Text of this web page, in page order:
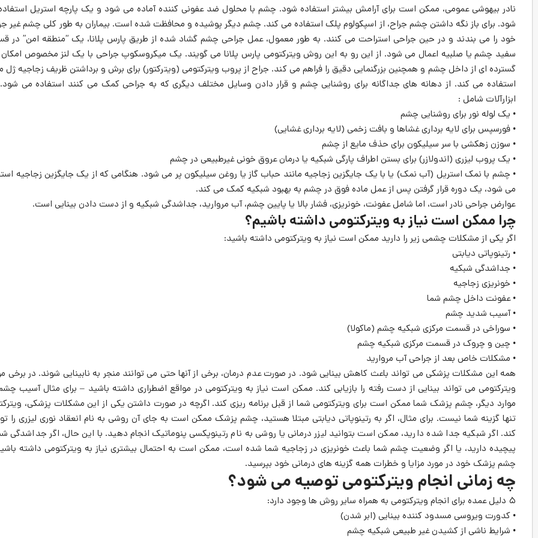
نادر بیهوشی عمومی، ممکن است برای آرامش بیشتر استفاده شود. چشم با محلول ضد عفونی کننده آماده می شود و یک پارچه استریل
شود. برای باز نگه داشتن چشم جراح، از اسپکولوم پلک استفاده می کند. چشم دیگر پوشیده و محافظت شده است. بیماران به طور کلی چشم غیر
خود را می بندند و در حین جراحی استراحت می کنند. به طور معمول، عمل جراحی چشم گشاد شده از طریق پارس پلانا، یک “منطقه امن” در
سفید چشم یا صلبیه اعمال می شود. از این رو به این روش ویترکتومی پارس پلانا می گویند. یک میکروسکوپ جراحی با یک لنز مخصوص
گسترده ای از داخل چشم و همچنین بزرگنمایی دقیق را فراهم می کند. جراح از پروب ویترکتومی (ویترکتور) برای برش و برداشتن ظریف زجاجیه ژل
استفاده می کند. از دهانه های جداگانه برای روشنایی چشم و قرار دادن وسایل مختلف دیگری که به جراحی کمک می کنند استفاده می
ابزارآلات شامل :
• یک لوله نور برای روشنایی چشم
• فورسپس برای لایه برداری غشاها و بافت زخمی (لایه برداری غشایی)
• سوزن زهکشی با سر سیلیکون برای حذف مایع از چشم
• یک پروب لیزری (اندولازر) برای بستن اطراف پارگی شبکیه یا درمان عروق خونی غیرطبیعی در چشم
• چشم با نمک استریل (آب نمک) یا با یک جایگزین زجاجیه مانند حباب گاز یا روغن سیلیکون پر می شود. هنگامی که از یک جایگزین زجاجیه
می شود، یک دوره قرار گرفتن پس از عمل ماده فوق در چشم به بهبود شبکیه کمک می کند.
عوارض جراحی نادر است، اما شامل عفونت، خونریزی، فشار بالا یا پایین چشم، آب مروارید، جداشدگی شبکیه و از دست دادن بینایی است.
چرا ممکن است نیاز به ویترکتومی داشته باشیم؟
اگر یکی از مشکلات چشمی زیر را دارید ممکن است نیاز به ویترکتومی داشته باشید:
• رتینوپاتی دیابتی
• جداشدگی شبکیه
• خونریزی زجاجیه
• عفونت داخل چشم شما
• آسیب شدید چشم
• سوراخی در قسمت مرکزی شبکیه چشم (ماکولا)
• چین و چروک در قسمت مرکزی شبکیه چشم
• مشکلات خاص بعد از جراحی آب مروارید
همه این مشکلات پزشکی می تواند باعث کاهش بینایی شود. در صورت عدم درمان، برخی از آنها حتی می توانند منجر به نابینایی شوند. در برخی
ویترکتومی می تواند بینایی از دست رفته را بازیابی کند. ممکن است نیاز به ویترکتومی در مواقع اضطراری داشته باشید – برای مثال آسیب
موارد دیگر، چشم پزشک شما ممکن است برای ویترکتومی شما از قبل برنامه ریزی کند. اگرچه در صورت داشتن یکی از این مشکلات پزشکی،
تنها گزینه شما نیست. برای مثال، اگر به رتینوپاتی دیابتی مبتلا هستید، چشم پزشک ممکن است به جای آن روشی به نام انعقاد نوری لیزری را
کند. اگر شبکیه جدا شده دارید، ممکن است بتوانید لیزر درمانی یا روشی به نام رتینوپکسی پنوماتیک انجام دهید. با این حال، اگر جداشدگی
پیچیده دارید، یا اگر وضعیت چشم شما باعث خونریزی در زجاجیه شما شده است، ممکن است به احتمال بیشتری نیاز به ویترکتومی داشته
چشم پزشک خود در مورد مزایا و خطرات همه گزینه های درمانی خود بپرسید.
چه زمانی انجام ویترکتومی توصیه می شود؟
۵ دلیل عمده برای انجام ویترکتومی به همراه سایر روش ها وجود دارد:
• کدورت ویروسی مسدود کننده بینایی (ابر شدن)
• شرایط ناشی از کشیدن غیر طبیعی شبکیه چشم